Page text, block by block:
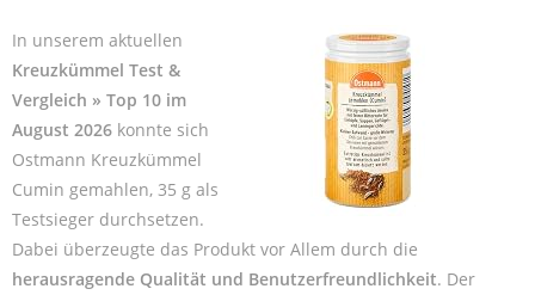
In unserem aktuellen
Kreuzkümmel Test &
Vergleich » Top 10 im
August 2026 konnte sich
Ostmann Kreuzkümmel
Cumin gemahlen, 35 g als
Testsieger durchsetzen.
Dabei überzeugte das Produkt vor Allem durch die
herausragende Qualität und Benutzerfreundlichkeit. Der